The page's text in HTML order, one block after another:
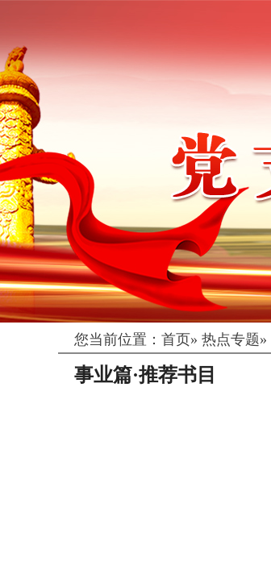
您当前位置： 首页» 热点专题»
事业篇·推荐书目